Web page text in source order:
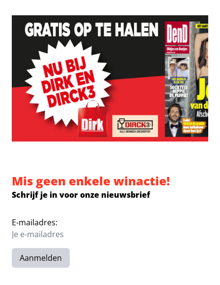
Mis geen enkele winactie!
Schrijf je in voor onze nieuwsbrief
E-mailadres:
Aanmelden